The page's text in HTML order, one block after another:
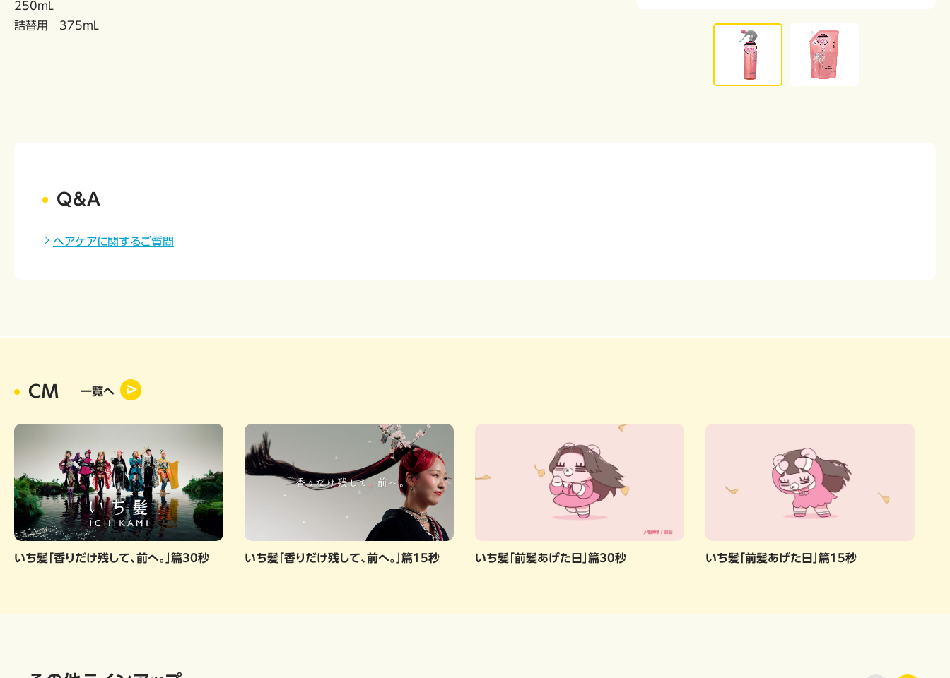
250mL
詰替用 375mL
Q&A
ヘアケアに関するご質問
CM 一覧へ
いち髪「香りだけ残して、前へ。」篇30秒 いち髪「香りだけ残して、前へ。」篇15秒 いち髪「前髪あげた日」篇30秒 いち髪「前髪あげた日」篇15秒